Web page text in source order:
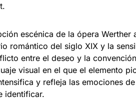
escénica de la ópera Werther
romántico del siglo XIX y la
entre el deseo y la
visual en el que el elemento
y refleja las emociones
identificar.